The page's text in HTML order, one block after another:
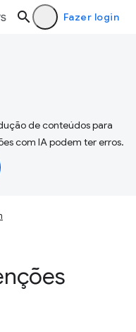
Fazer login
de conteúdos para
com IA podem ter erros.